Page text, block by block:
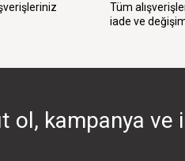
Tüm
iade ve
ol, kampanya ve